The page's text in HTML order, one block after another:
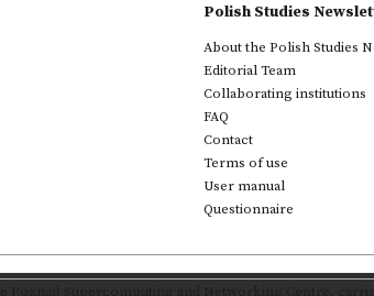
Polish Studies
About the Polish Studies
Editorial Team
Collaborating institutions
FAQ
Contact
Terms of use
User manual
Questionnaire